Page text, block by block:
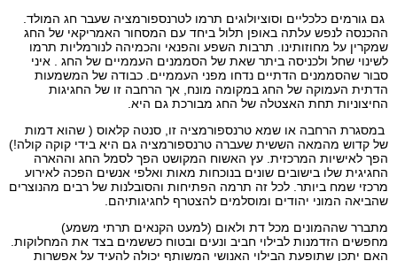
גם גורמים כלכליים וסוציולוגים תרמו לטרנספורמציה שעבר חג המולד.
ההכנסה לנפש עלתה באופן תלול ביחד עם המסחור האמריקאי של החג
שמקרין על מחוזותינו. תרבות השפע והפנאי והכמיהה לנורמליות תרמו
לשינוי שחל ולכניסה ביתר שאת של הסממנים העממיים של החג . איני
סבור שהסממנים הדתיים נדחו מפני העממיים. כבודה של המשמעות
הדתית העמוקה של החג במקומה מונח, אך הרחבה זו של החגיגות
החיצוניות תחת האצטלה של החג מבורכת גם היא.
במסגרת הרחבה או שמא טרנספורמציה זו, סנטה קלאוס ( שהוא דמות
של קדוש מהמאה הששית שעברה טרנספורמציה גם היא בידי קוקה קולה!)
הפך לאישיות המרכזית. עץ האשוח המקושט הפך לסמל החג וההארה
החגיגית שלו בישובים שונים בנוכחות מאות ואלפי אנשים הפכה לאירוע
מרכזי שמח ביותר. לכל זה תרמה הפתיחות והסובלנות של רבים מהנוצרים
שהביאה המוני יהודים ומוסלמים להצטרף לחגיגותיהם.
מתברר שההמונים מכל דת ולאום (למעט הקנאים תרתי משמע)
מחפשים הזדמנות לבילוי חביב ונעים ובטוח כששמים בצד את המחלוקות.
האם יתכן שתופעת הבילוי האנושי המשותף יכולה להעיד על אפשרות